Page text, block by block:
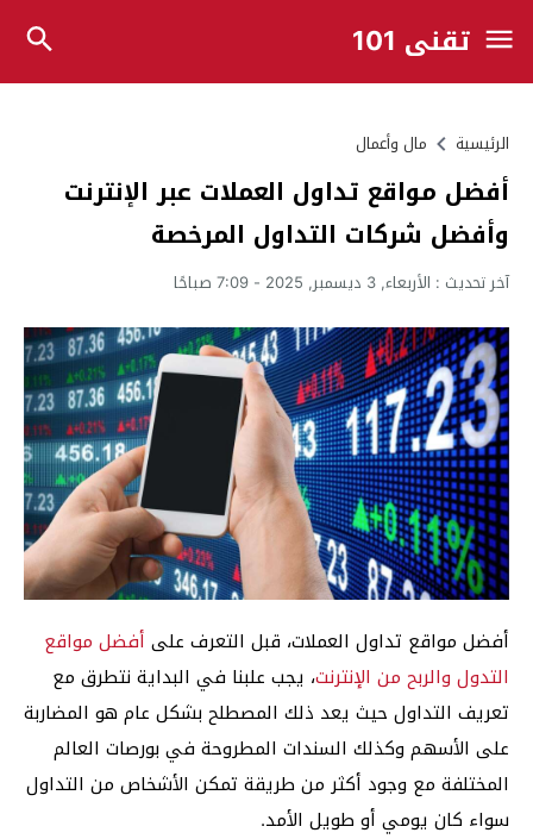
تقني 101
الرئيسية مال وأعمال
أفضل مواقع تداول العملات عبر الإنترنت
وأفضل شركات التداول المرخصة
آخر تحديث : الأربعاء, 3 ديسمبر, 2025 - 7:09 صباحًا
أفضل مواقع تداول العملات، قبل التعرف على أفضل مواقع
التدول والربح من الإنترنت، يجب علبنا في البداية نتطرق مع
تعريف التداول حيث يعد ذلك المصطلح بشكل عام هو المضاربة
على الأسهم وكذلك السندات المطروحة في بورصات العالم
المختلفة مع وجود أكثر من طريقة تمكن الأشخاص من التداول
سواء كان يومي أو طويل الأمد.